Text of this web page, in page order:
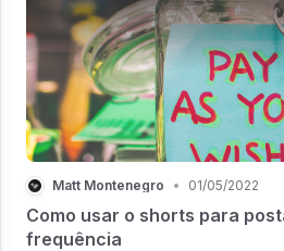
Matt Montenegro • 01/05/2022
Como usar o shorts para postagem de alta
frequência